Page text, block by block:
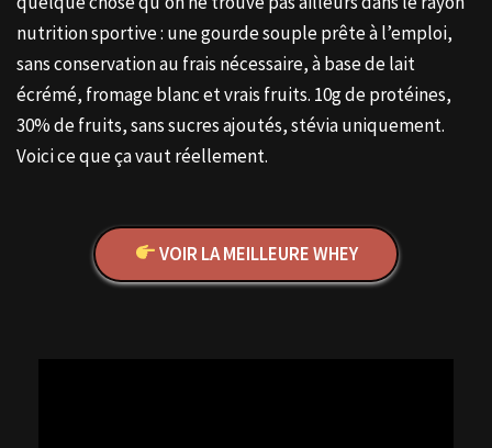
nutrition sportive : une gourde souple prête à l’emploi,
sans conservation au frais nécessaire, à base de lait
écrémé, fromage blanc et vrais fruits. 10g de protéines,
30% de fruits, sans sucres ajoutés, stévia uniquement.
Voici ce que ça vaut réellement.
VOIR LA MEILLEURE WHEY